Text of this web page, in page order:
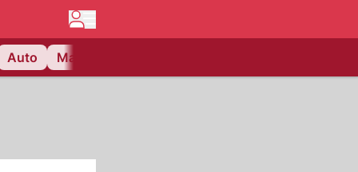
Auto Matchcenter